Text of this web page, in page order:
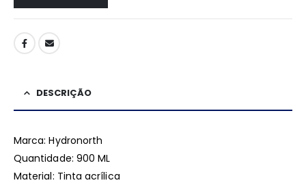
DESCRIÇÃO
Marca: Hydronorth
Quantidade: 900 ML
Material: Tinta acrílica